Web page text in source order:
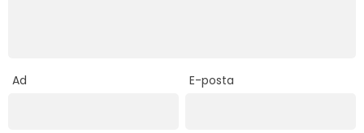
Ad E-posta